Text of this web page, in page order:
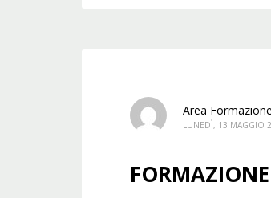
Area Formazione
LUNEDÌ, 13 MAGGIO